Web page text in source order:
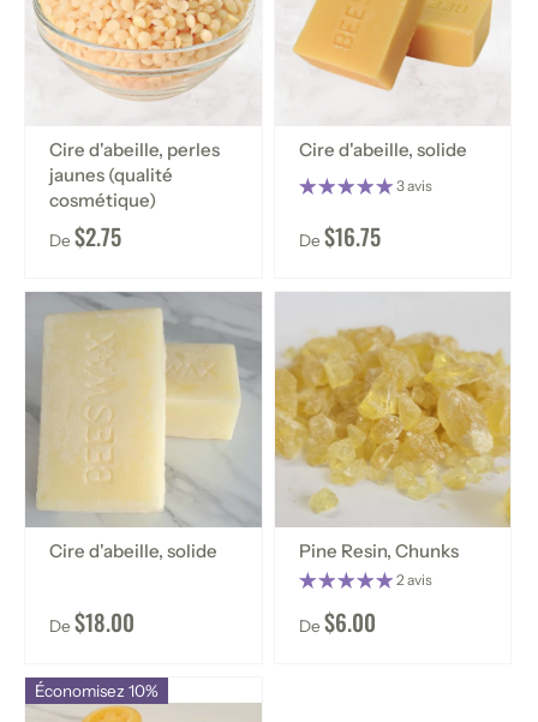
Cire d'abeille, perles
jaunes (qualité
cosmétique)
De $2.75
Cire d'abeille, solide
3 avis
De $16.75
Cire d'abeille, solide
De $18.00
Pine Resin, Chunks
2 avis
De $6.00
Économisez 10%